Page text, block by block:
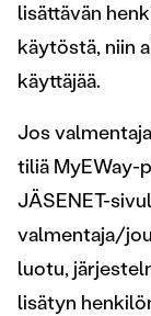
lisättävän
käytöstä, niin
käyttäjää.
Jos
tiliä MyEWay-
JÄSENET-
valmentaja/
luotu,
lisätyn